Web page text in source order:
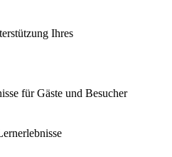
Ihres
für Gäste und Besucher